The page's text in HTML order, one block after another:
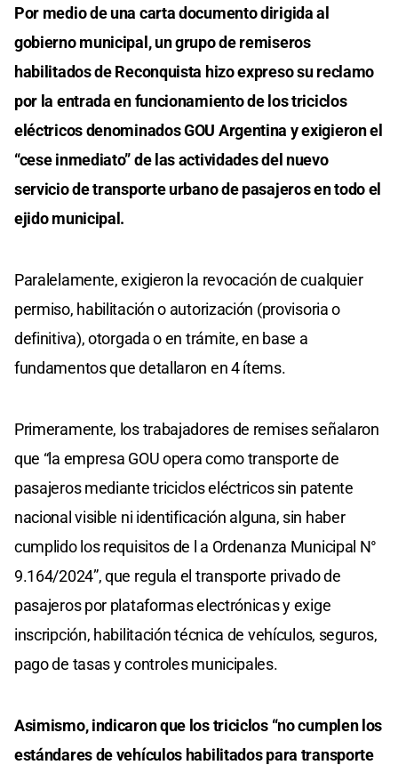
Por medio de una carta documento dirigida al
gobierno municipal, un grupo de remiseros
habilitados de Reconquista hizo expreso su reclamo
por la entrada en funcionamiento de los triciclos
eléctricos denominados GOU Argentina y exigieron el
“cese inmediato” de las actividades del nuevo
servicio de transporte urbano de pasajeros en todo el
ejido municipal.
Paralelamente, exigieron la revocación de cualquier
permiso, habilitación o autorización (provisoria o
definitiva), otorgada o en trámite, en base a
fundamentos que detallaron en 4 ítems.
Primeramente, los trabajadores de remises señalaron
que “la empresa GOU opera como transporte de
pasajeros mediante triciclos eléctricos sin patente
nacional visible ni identificación alguna, sin haber
cumplido los requisitos de l a Ordenanza Municipal N°
9.164/2024”, que regula el transporte privado de
pasajeros por plataformas electrónicas y exige
inscripción, habilitación técnica de vehículos, seguros,
pago de tasas y controles municipales.
Asimismo, indicaron que los triciclos “no cumplen los
estándares de vehículos habilitados para transporte